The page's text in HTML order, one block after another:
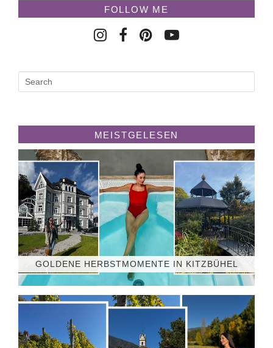
FOLLOW ME
MEISTGELESEN
GOLDENE HERBSTMOMENTE IN KITZBÜHEL